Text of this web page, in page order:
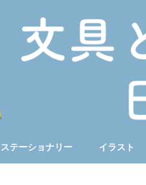
ステーショナリー イラスト